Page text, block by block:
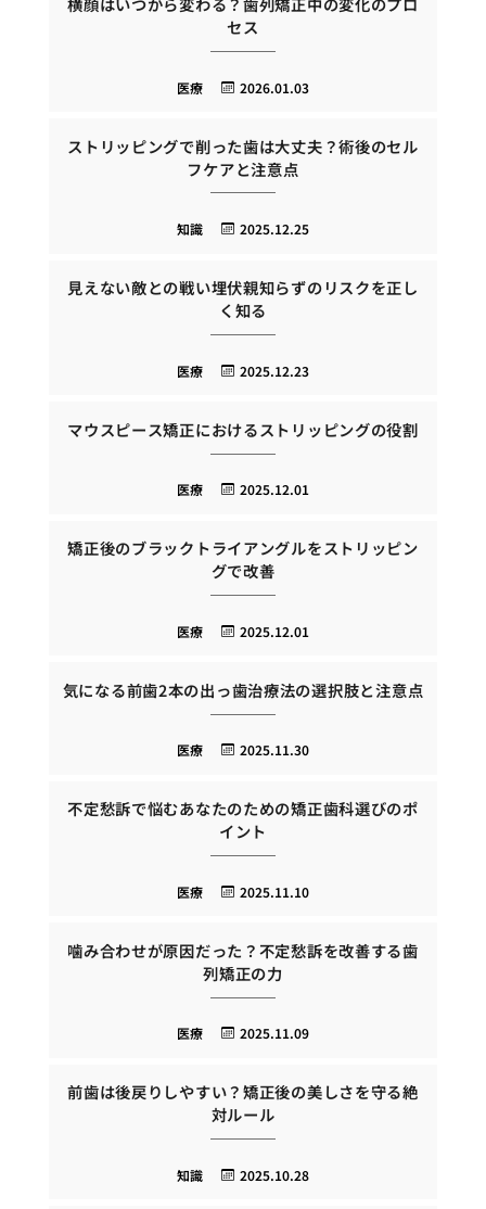
セス
2026.01.03
医療
ストリッピングで削った歯は大丈夫？術後のセル
フケアと注意点
2025.12.25
知識
見えない敵との戦い埋伏親知らずのリスクを正し
く知る
2025.12.23
医療
マウスピース矯正におけるストリッピングの役割
2025.12.01
医療
矯正後のブラックトライアングルをストリッピン
グで改善
2025.12.01
医療
気になる前歯2本の出っ歯治療法の選択肢と注意点
2025.11.30
医療
不定愁訴で悩むあなたのための矯正歯科選びのポ
イント
2025.11.10
医療
噛み合わせが原因だった？不定愁訴を改善する歯
列矯正の力
2025.11.09
医療
前歯は後戻りしやすい？矯正後の美しさを守る絶
対ルール
2025.10.28
知識